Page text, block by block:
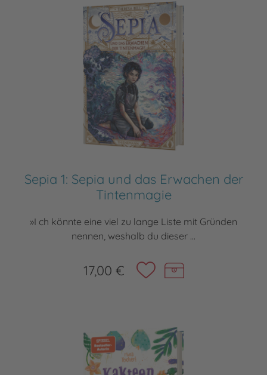
Sepia 1: Sepia und das Erwachen der
Tintenmagie
»I ch könnte eine viel zu lange Liste mit Gründen
nennen, weshalb du dieser ...
17,00 €